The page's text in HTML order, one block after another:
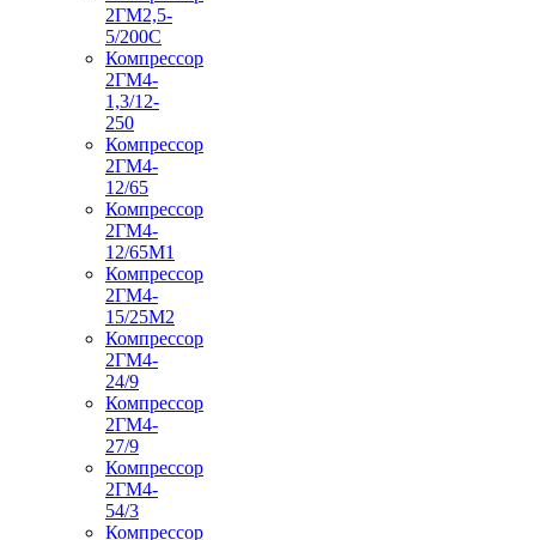
2ГМ2,5-
5/200С
Компрессор
2ГМ4-
1,3/12-
250
Компрессор
2ГМ4-
12/65
Компрессор
2ГМ4-
12/65М1
Компрессор
2ГМ4-
15/25М2
Компрессор
2ГМ4-
24/9
Компрессор
2ГМ4-
27/9
Компрессор
2ГМ4-
54/3
Компрессор